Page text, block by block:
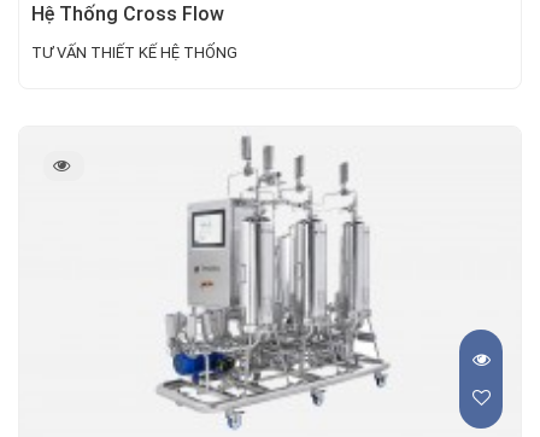
Hệ Thống Cross Flow
TƯ VẤN THIẾT KẾ HỆ THỐNG